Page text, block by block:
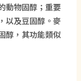
動物固醇；重要
以及豆固醇。麥
醇，其功能類似